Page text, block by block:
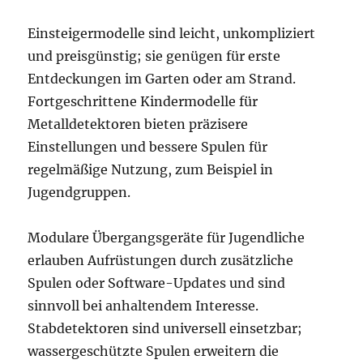
Einsteigermodelle sind leicht, unkompliziert
und preisgünstig; sie genügen für erste
Entdeckungen im Garten oder am Strand.
Fortgeschrittene Kindermodelle für
Metalldetektoren bieten präzisere
Einstellungen und bessere Spulen für
regelmäßige Nutzung, zum Beispiel in
Jugendgruppen.
Modulare Übergangsgeräte für Jugendliche
erlauben Aufrüstungen durch zusätzliche
Spulen oder Software-Updates und sind
sinnvoll bei anhaltendem Interesse.
Stabdetektoren sind universell einsetzbar;
wassergeschützte Spulen erweitern die